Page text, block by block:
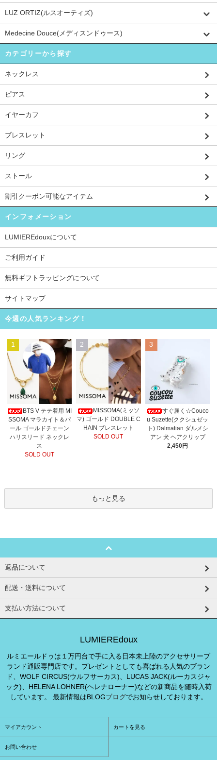
LUZ ORTIZ(ルスオーティズ)
Medecine Douce(メディスンドゥース)
カテゴリーから探す
ネックレス
ピアス
イヤーカフ
ブレスレット
リング
ストール
割引クーポン可能なアイテム
インフォメーション
LUMIEREdouxについて
ご利用ガイド
無料ギフトラッピングについて
サイトマップ
今週の人気ランキング！
1
BTS V テテ着用 MI
SSOMA マラカイト＆パ
ール ゴールドチェーン
ハリスリード ネックレ
ス
SOLD OUT
2
MISSOMA(ミッソ
マ) ゴールド DOUBLE C
HAIN ブレスレット
SOLD OUT
3
すぐ届く☆Couco
u Suzette(ククシュゼッ
ト) Dalmatian ダルメシ
アン 犬 ヘアクリップ
2,450円
もっと見る
返品について
配送・送料について
支払い方法について
LUMIEREdoux
ルミエールドゥは１万円台で手に入る日本未上陸のアクセサリーブ
ランド通販専門店です。プレゼントとしても喜ばれる人気のブラン
ド、WOLF CIRCUS(ウルフサーカス)、LUCAS JACK(ルーカスジャ
ック)、HELENA LOHNER(ヘレナローナー)などの新商品を随時入荷
しています。 最新情報はBLOGブログでお知らせしております。
マイアカウント カートを見る
お問い合わせ